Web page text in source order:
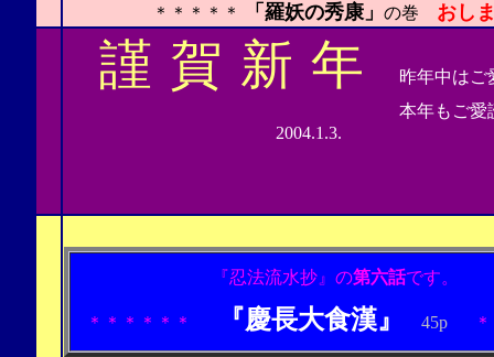
＊＊＊＊＊ 「羅妖の秀康」 の巻 おし
謹 賀 新 年
昨年中はご
本年もご愛読
2004.1.3.
『忍法流水抄』の第六話です。
＊＊＊＊＊＊ 『慶長大食漢』 45p